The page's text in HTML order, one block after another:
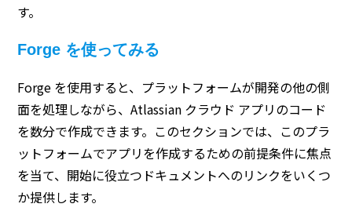
す。
Forge を使ってみる
Forge を使用すると、プラットフォームが開発の他の側
面を処理しながら、Atlassian クラウド アプリのコード
を数分で作成できます。このセクションでは、このプラ
ットフォームでアプリを作成するための前提条件に焦点
を当て、開始に役立つドキュメントへのリンクをいくつ
か提供します。